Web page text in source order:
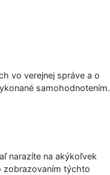
vo verejnej správe a o
samohodnotením.
narazíte na akýkoľvek
zobrazovaním týchto